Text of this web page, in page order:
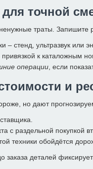
для точной
траты. Запишите
– стенд, ультразвук или
к каталожным
операции , если
и
но дают
с раздельной покупкой
техники обойдётся
заказа деталей